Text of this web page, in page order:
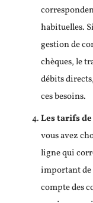
habituelles.
gestion de
chèques, le
débits
ces besoins.
Les tarifs
vous avez
ligne qui
important de
compte des